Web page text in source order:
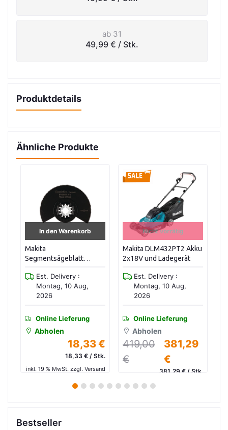
ab 31
49,99 € / Stk.
Produktdetails
Ähnliche Produkte
In den Warenkorb
Makita
Segmentsägeblatt
Est. Delivery :
Montag, 10 Aug,
2026
Online Lieferung
Abholen
18,33 €
18,33 € / Stk.
inkl. 19 % MwSt. zzgl. Versand
Nicht vorrätig
Makita DLM432PT2 Akku
2x18V und Ladegerät
Est. Delivery :
Montag, 10 Aug,
2026
Online Lieferung
Abholen
419,00
€
381,29
€
381,29 € / Stk.
inkl. 19 % MwSt. zzgl. Versand
1 2 3 4 5 6 7 8 9 10
Bestseller